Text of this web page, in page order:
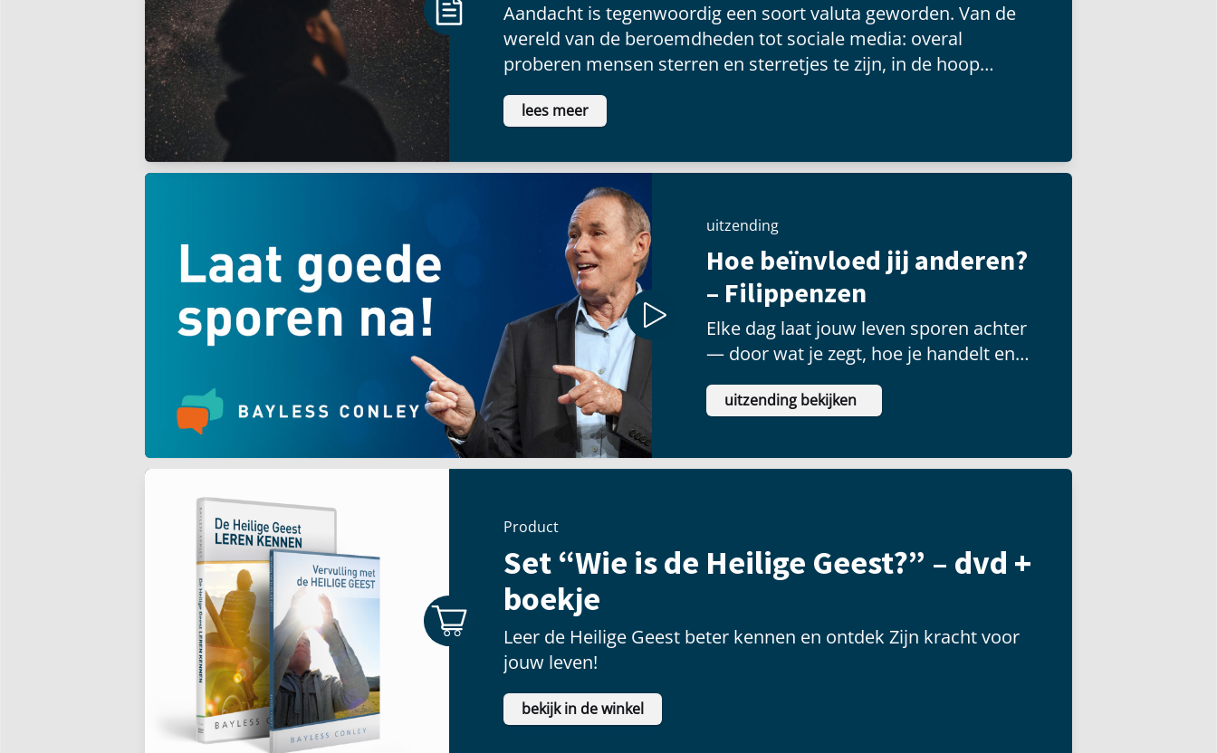
Aandacht is tegenwoordig een soort valuta geworden. Van de
wereld van de beroemdheden tot sociale media: overal
proberen mensen sterren en sterretjes te zijn, in de hoop
voldoening te vinden als ze voor een groot publiek kunnen
schitteren.
lees meer
uitzending
Hoe beïnvloed jij anderen?
– Filippenzen
Elke dag laat jouw leven sporen achter
— door wat je zegt, hoe je handelt en
welke prioriteiten je stelt.
uitzending bekijken
Product
Set “Wie is de Heilige Geest?” – dvd +
boekje
Leer de Heilige Geest beter kennen en ontdek Zijn kracht voor
jouw leven!
bekijk in de winkel